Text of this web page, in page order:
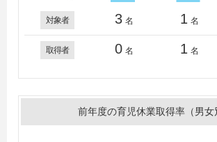
対象者 3 名 1 名
取得者 0 名 1 名
前年度の育児休業取得率（男女